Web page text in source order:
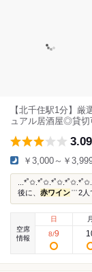
【北千住駅1分】
ュアル居酒屋◎貸切
3.09
￥3,000～￥
後に、 赤ワイン 2人
空席
情報
日
8/9
月